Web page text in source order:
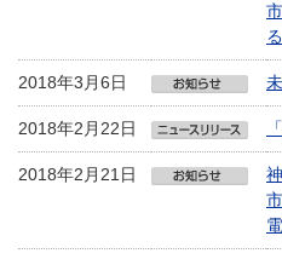
2018年3月6日
2018年2月22日
2018年2月21日